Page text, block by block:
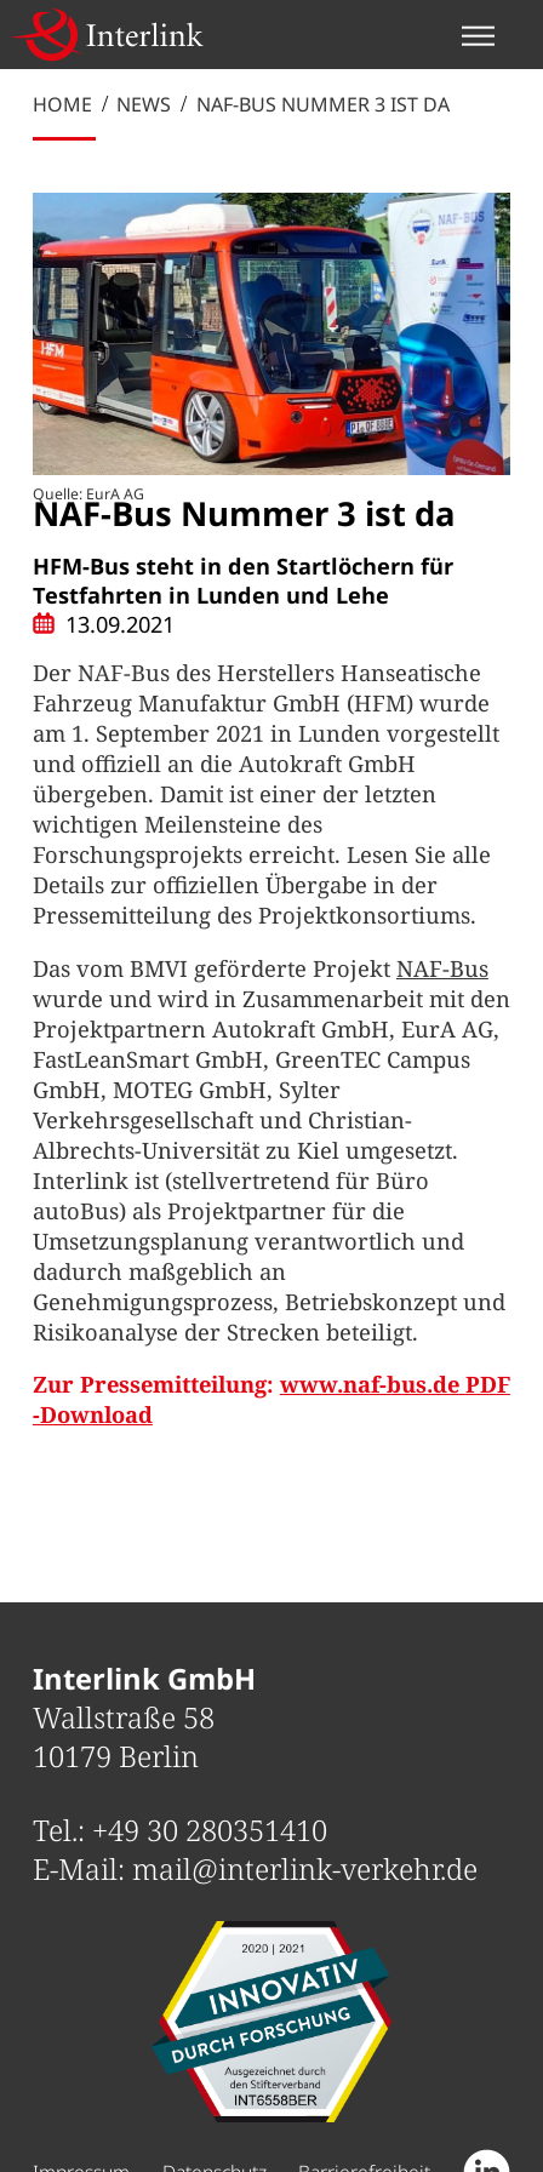
HOME NEWS NAF-BUS NUMMER 3 IST DA
Quelle: EurA AG
NAF-Bus Nummer 3 ist da
HFM-Bus steht in den Startlöchern für
Testfahrten in Lunden und Lehe
13.09.2021
Der NAF-Bus des Herstellers Hanseatische
Fahrzeug Manufaktur GmbH (HFM) wurde
am 1. September 2021 in Lunden vorgestellt
und offiziell an die Autokraft GmbH
übergeben. Damit ist einer der letzten
wichtigen Meilensteine des
Forschungsprojekts erreicht. Lesen Sie alle
Details zur offiziellen Übergabe in der
Pressemitteilung des Projektkonsortiums.
Das vom BMVI geförderte Projekt NAF-Bus
wurde und wird in Zusammenarbeit mit den
Projektpartnern Autokraft GmbH, EurA AG,
FastLeanSmart GmbH, GreenTEC Campus
GmbH, MOTEG GmbH, Sylter
Verkehrsgesellschaft und Christian-
Albrechts-Universität zu Kiel umgesetzt.
Interlink ist (stellvertretend für Büro
autoBus) als Projektpartner für die
Umsetzungsplanung verantwortlich und
dadurch maßgeblich an
Genehmigungsprozess, Betriebskonzept und
Risikoanalyse der Strecken beteiligt.
Zur Pressemitteilung: www.naf-bus.de PDF
-Download
Interlink GmbH
Wallstraße 58
10179 Berlin
Tel.: +49 30 280351410
E-Mail: mail@interlink-verkehr.de